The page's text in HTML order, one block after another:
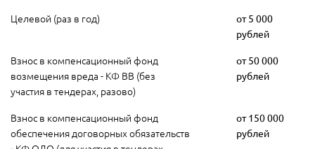
Целевой (раз в год)
от 5 000
рублей
Взнос в компенсационный фонд
возмещения вреда - КФ ВВ (без
участия в тендерах, разово)
от 50 000
рублей
Взнос в компенсационный фонд
обеспечения договорных обязательств
от 150 000
рублей